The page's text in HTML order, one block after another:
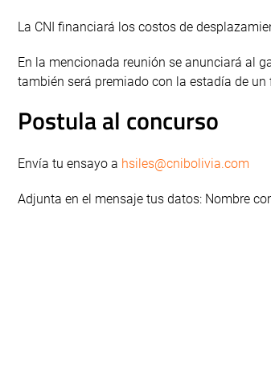
La CNI financiará los costos de
En la mencionada reunión se anunciará al
también será premiado con la estadía de
Postula al concurso
Envía tu ensayo a hsiles@cnibolivia.com
Adjunta en el mensaje tus datos: Nombre